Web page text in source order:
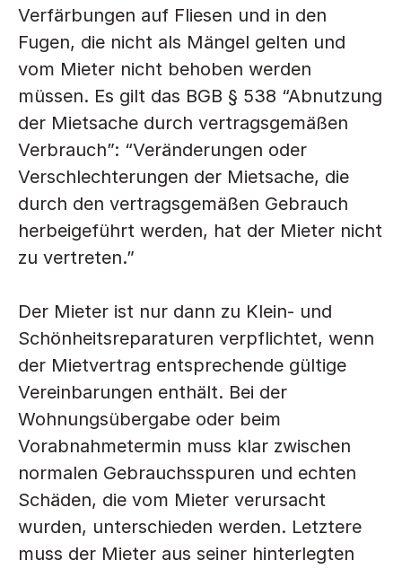
Verfärbungen auf Fliesen und in den
Fugen, die nicht als Mängel gelten und
vom Mieter nicht behoben werden
müssen. Es gilt das BGB § 538 “Abnutzung
der Mietsache durch vertragsgemäßen
Verbrauch”: “Veränderungen oder
Verschlechterungen der Mietsache, die
durch den vertragsgemäßen Gebrauch
herbeigeführt werden, hat der Mieter nicht
zu vertreten.”
Der Mieter ist nur dann zu Klein- und
Schönheitsreparaturen verpflichtet, wenn
der Mietvertrag entsprechende gültige
Vereinbarungen enthält. Bei der
Wohnungsübergabe oder beim
Vorabnahmetermin muss klar zwischen
normalen Gebrauchsspuren und echten
Schäden, die vom Mieter verursacht
wurden, unterschieden werden. Letztere
muss der Mieter aus seiner hinterlegten